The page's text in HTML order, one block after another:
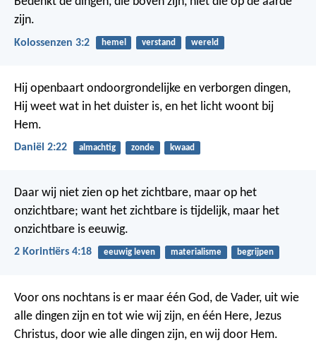
zijn.
Kolossenzen 3:2 hemel verstand wereld
Hij openbaart ondoorgrondelijke en verborgen dingen,
Hij weet wat in het duister is, en het licht woont bij
Hem.
Daniël 2:22 almachtig zonde kwaad
Daar wij niet zien op het zichtbare, maar op het
onzichtbare; want het zichtbare is tijdelijk, maar het
onzichtbare is eeuwig.
2 Korintiërs 4:18 eeuwig leven materialisme begrijpen
Voor ons nochtans is er maar één God, de Vader, uit wie
alle dingen zijn en tot wie wij zijn, en één Here, Jezus
Christus, door wie alle dingen zijn, en wij door Hem.